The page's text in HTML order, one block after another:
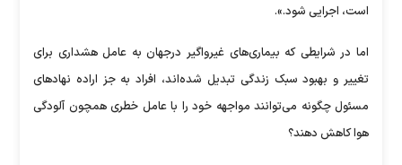
است، اجرایی شود.».
اما در شرایطی که بیماری‌های غیرواگیر درجهان به عامل هشداری برای
تغییر و بهبود سبک زندگی تبدیل شده‌اند، افراد به جز اراده نهاد‌های
مسئول چگونه می‌توانند مواجهه خود را با عامل خطری همچون آلودگی
هوا کاهش دهند؟